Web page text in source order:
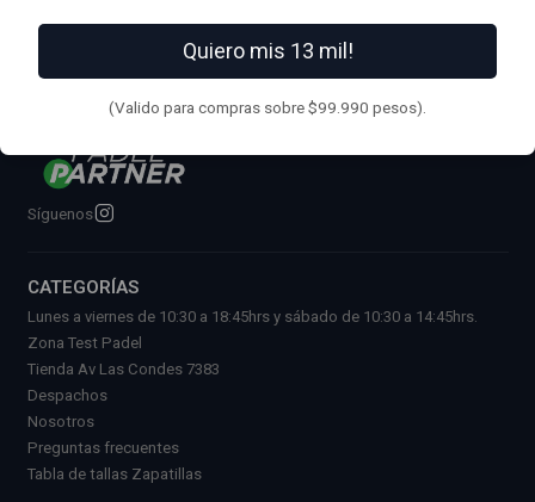
Quiero mis 13 mil!
(Valido para compras sobre $99.990 pesos).
VOLVER ARRIBA
Síguenos
CATEGORÍAS
Lunes a viernes de 10:30 a 18:45hrs y sábado de 10:30 a 14:45hrs.
Zona Test Padel
Tienda Av Las Condes 7383
Despachos
Nosotros
Preguntas frecuentes
Tabla de tallas Zapatillas